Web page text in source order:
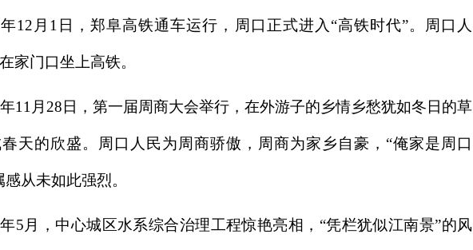
年12月1日，郑阜高铁通车运行，周口正式进入“高铁时代”。周口人
家门口坐上高铁。
11月28日，第一届周商大会举行，在外游子的乡情乡愁犹如冬日的草
天的欣盛。周口人民为周商骄傲，周商为家乡自豪，“俺家是周口
感从未如此强烈。
5月，中心城区水系综合治理工程惊艳亮相，“凭栏犹似江南景”的风